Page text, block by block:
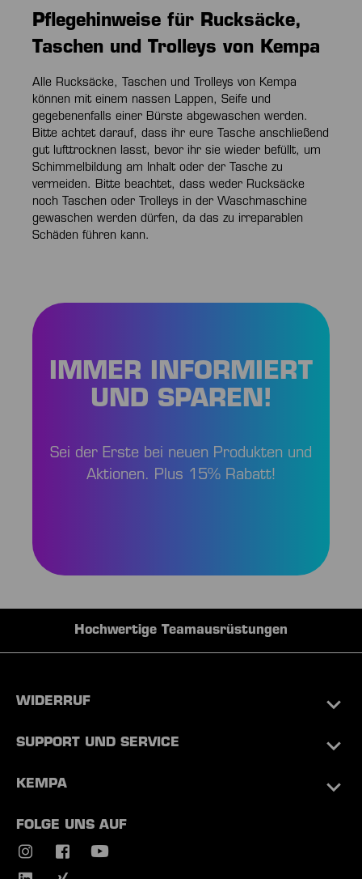
Pflegehinweise für Rucksäcke,
Taschen und Trolleys von Kempa
Alle Rucksäcke, Taschen und Trolleys von Kempa
können mit einem nassen Lappen, Seife und
gegebenenfalls einer Bürste abgewaschen werden.
Bitte achtet darauf, dass ihr eure Tasche anschließend
gut lufttrocknen lasst, bevor ihr sie wieder befüllt, um
Schimmelbildung am Inhalt oder der Tasche zu
vermeiden. Bitte beachtet, dass weder Rucksäcke
noch Taschen oder Trolleys in der Waschmaschine
gewaschen werden dürfen, da das zu irreparablen
Schäden führen kann.
IMMER INFORMIERT
UND SPAREN!
Sei der Erste bei neuen Produkten und
Aktionen. Plus 15% Rabatt!
Hochwertige Teamausrüstungen
WIDERRUF
SUPPORT UND SERVICE
KEMPA
FOLGE UNS AUF